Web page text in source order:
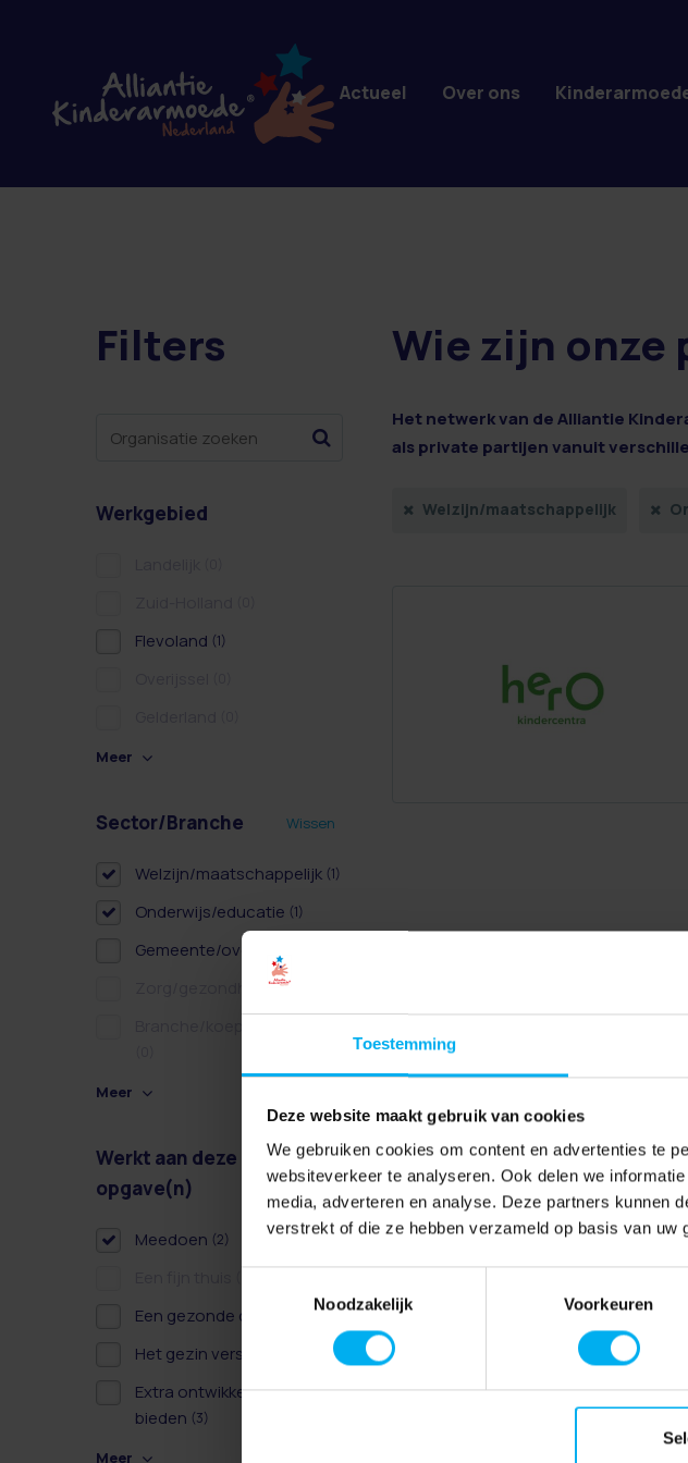
Toestemming
Deze website maakt gebruik van cookies
We gebruiken cookies om content en advertenties te
websiteverkeer te analyseren. Ook delen we
media, adverteren en analyse. Deze partners kunnen
verstrekt of die ze hebben verzameld op basis van uw
Noodzakelijk
Voorkeuren
2 resultaten
Filters
Werkgebied
Flevoland (1)
Meer
Sector/Branche Wissen
Welzijn/maatschappelijk (1)
Onderwijs/educatie (1)
Gemeente/overheid
Zorg/gezondheidszorg
Meer
Werkt aan deze
opgave(n)
Wissen
Meedoen (2)
Een gezonde dag
Het gezin versterken
Extra ontwikkelkansen
bieden (3)
Meer
Wie zijn onze
Het netwerk van de Alliantie
als private partijen vanuit
Welzijn/maatschappelijk
Actueel Over ons